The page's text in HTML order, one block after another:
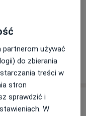
i okolice. Tel
partnerom używać
do zbierania
treści w
stron
sprawdzić i
W